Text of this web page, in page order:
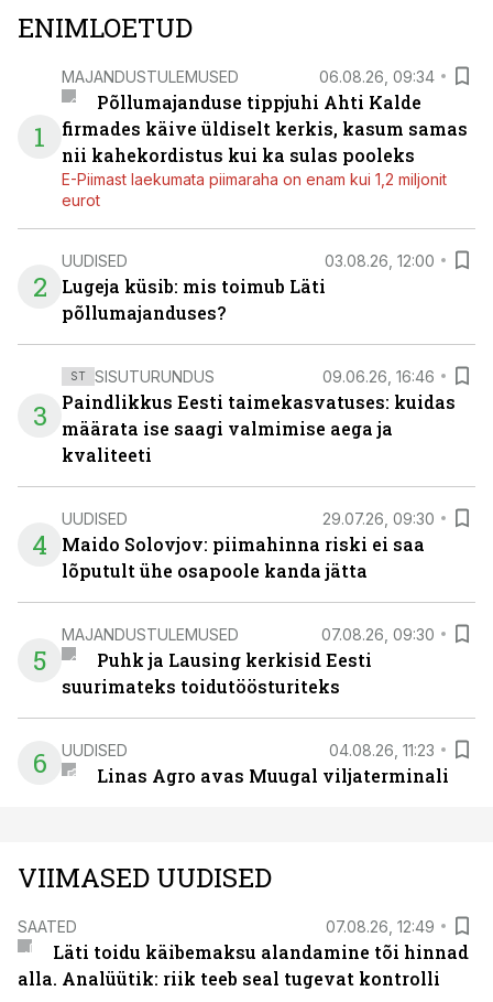
ENIMLOETUD
1
MAJANDUSTULEMUSED 06.08.26, 09:34
Põllumajanduse tippjuhi Ahti Kalde
firmades käive üldiselt kerkis, kasum samas
nii kahekordistus kui ka sulas pooleks
E-Piimast laekumata piimaraha on enam kui 1,2 miljonit
eurot
2
UUDISED 03.08.26, 12:00
Lugeja küsib: mis toimub Läti
põllumajanduses?
3
ST SISUTURUNDUS 09.06.26, 16:46
Paindlikkus Eesti taimekasvatuses: kuidas
määrata ise saagi valmimise aega ja
kvaliteeti
4
UUDISED 29.07.26, 09:30
Maido Solovjov: piimahinna riski ei saa
lõputult ühe osapoole kanda jätta
5
MAJANDUSTULEMUSED 07.08.26, 09:30
Puhk ja Lausing kerkisid Eesti
suurimateks toidutöösturiteks
6 UUDISED 04.08.26, 11:23
Linas Agro avas Muugal viljaterminali
VIIMASED UUDISED
SAATED 07.08.26, 12:49
Läti toidu käibemaksu alandamine tõi hinnad
alla. Analüütik: riik teeb seal tugevat kontrolli